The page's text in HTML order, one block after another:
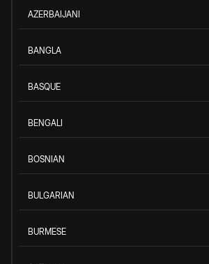
AZERBAIJANI
BANGLA
BASQUE
BENGALI
BOSNIAN
BULGARIAN
BURMESE